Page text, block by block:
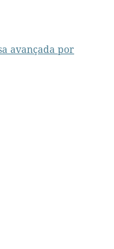
avançada por